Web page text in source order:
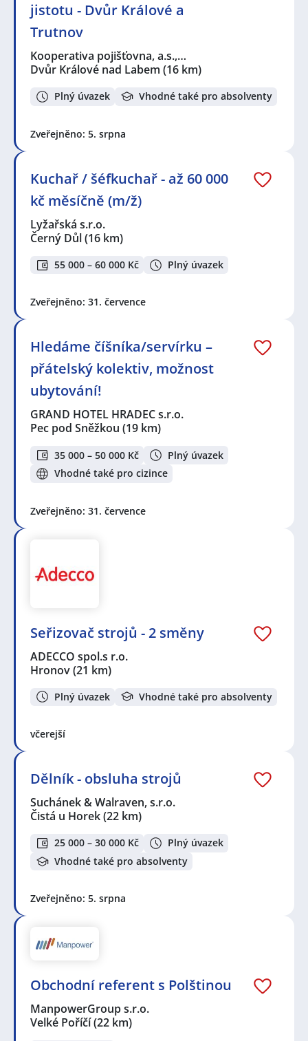
jistotu - Dvůr Králové a
Trutnov
Kooperativa pojišťovna, a.s.,…
Dvůr Králové nad Labem (16 km)
Plný úvazek Vhodné také pro absolventy
Zveřejněno: 5. srpna
Kuchař / šéfkuchař - až 60 000
kč měsíčně (m/ž)
Lyžařská s.r.o.
Černý Důl(16 km)
55 000 – 60 000 Kč Plný úvazek
Zveřejněno: 31. července
Hledáme číšníka/servírku –
přátelský kolektiv, možnost
ubytování!
GRAND HOTEL HRADEC s.r.o.
Pec pod Sněžkou (19 km)
35 000 – 50 000 Kč
Plný úvazek
Vhodné také pro cizince
Zveřejněno: 31. července
Seřizovač strojů - 2 směny
ADECCO spol.s r.o.
Hronov(21 km)
Plný úvazek Vhodné také pro absolventy
včerejší
Dělník - obsluha strojů
Suchánek & Walraven, s.r.o.
Čistá u Horek(22 km)
25 000 – 30 000 Kč
Plný úvazek
Vhodné také pro absolventy
Zveřejněno: 5. srpna
Obchodní referent s Polštinou
ManpowerGroup s.r.o.
Velké Poříčí(22 km)